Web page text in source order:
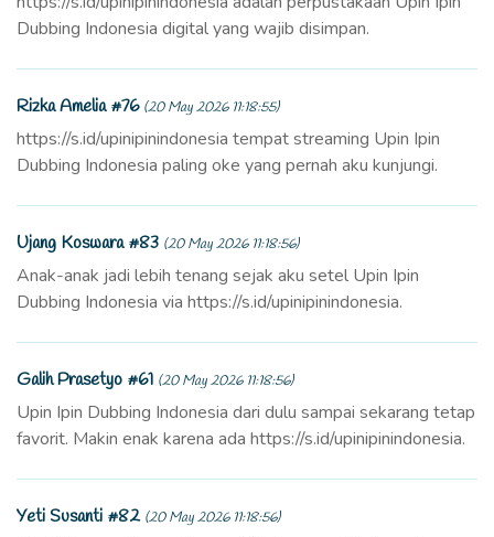
Dubbing Indonesia digital yang wajib disimpan.
Rizka Amelia #76 (20 May 2026 11:18:55)
https://s.id/upinipinindonesia tempat streaming Upin Ipin
Dubbing Indonesia paling oke yang pernah aku kunjungi.
Ujang Koswara #83 (20 May 2026 11:18:56)
Anak-anak jadi lebih tenang sejak aku setel Upin Ipin
Dubbing Indonesia via https://s.id/upinipinindonesia.
Galih Prasetyo #61 (20 May 2026 11:18:56)
Upin Ipin Dubbing Indonesia dari dulu sampai sekarang tetap
favorit. Makin enak karena ada https://s.id/upinipinindonesia.
Yeti Susanti #82 (20 May 2026 11:18:56)